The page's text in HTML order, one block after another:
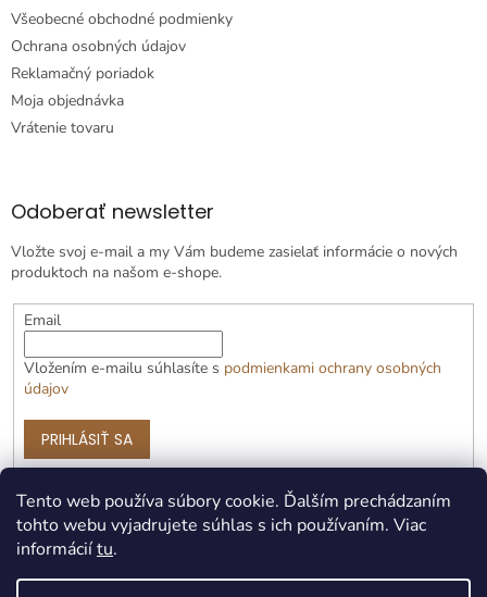
Tento web používa súbory cookie. Ďalším prechádzaním
tohto webu vyjadrujete súhlas s ich používaním. Viac
informáciítu.
Všeobecné obchodné podmienky
Ochrana osobných údajov
Reklamačný poriadok
Moja objednávka
Vrátenie tovaru
Odoberať newsletter
Vložte svoj e-mail a my Vám budeme zasielať informácie o nových
produktoch na našom e-shope.
Email
Vložením e-mailu súhlasíte s podmienkami ochrany osobných
údajov
PRIHLÁSIŤ SA